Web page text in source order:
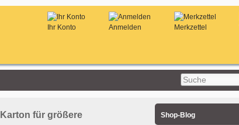
Merkzettel
Anmelden
Ihr Konto
für größere
Shop-Blog